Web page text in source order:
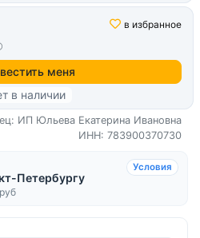
в избранное
меня
в наличии
ИП Юльева Екатерина Ивановна
ИНН: 783900370730
Петербургу
Условия